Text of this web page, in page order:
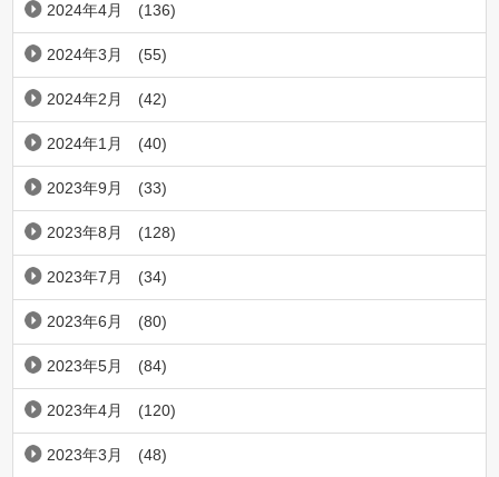
2024年4月 (136)
2024年3月 (55)
2024年2月 (42)
2024年1月 (40)
2023年9月 (33)
2023年8月 (128)
2023年7月 (34)
2023年6月 (80)
2023年5月 (84)
2023年4月 (120)
2023年3月 (48)